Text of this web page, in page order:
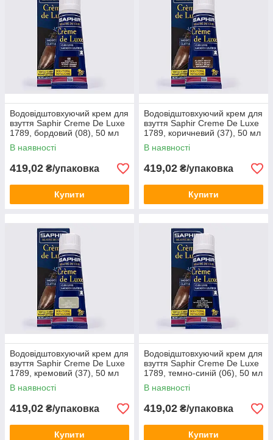
Водовідштовхуючий крем для
взуття Saphir Creme De Luxe
1789, бордовий (08), 50 мл
В наявності
419,02 ₴/упаковка
Купити
Водовідштовхуючий крем для
взуття Saphir Creme De Luxe
1789, коричневий (37), 50 мл
В наявності
419,02 ₴/упаковка
Купити
Водовідштовхуючий крем для
взуття Saphir Creme De Luxe
1789, кремовий (37), 50 мл
В наявності
419,02 ₴/упаковка
Купити
Водовідштовхуючий крем для
взуття Saphir Creme De Luxe
1789, темно-синій (06), 50 мл
В наявності
419,02 ₴/упаковка
Купити